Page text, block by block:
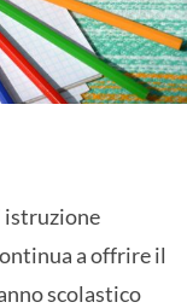
istruzione
a offrire il
scolastico